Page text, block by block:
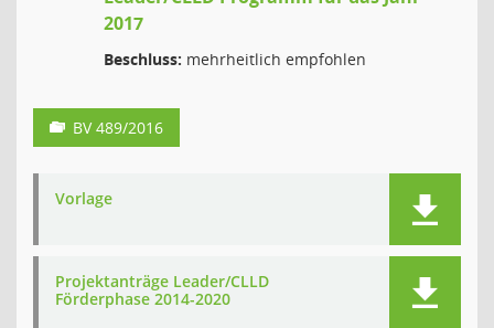
2017
Beschluss: mehrheitlich empfohlen
BV 489/2016
Vorlage
Projektanträge Leader/CLLD
Förderphase 2014-2020